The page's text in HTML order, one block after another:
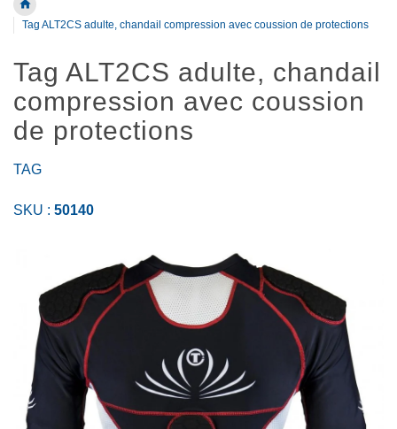
Tag ALT2CS adulte, chandail compression avec coussion de protections
Tag ALT2CS adulte, chandail
compression avec coussion
de protections
TAG
SKU : 50140